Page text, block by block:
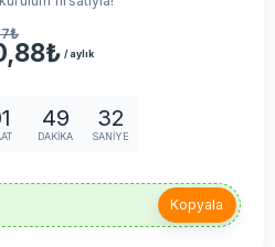
/ aylık
49
DAKIKA
31
SANIYE
Kopyala